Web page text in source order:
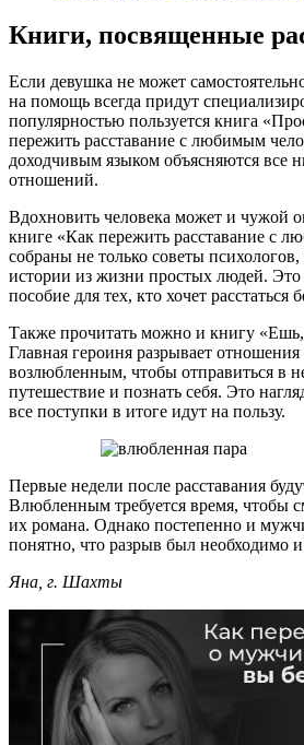
Книги, посвященные
Если девушка не может
на помощь всегда придут
популярностью пользуется книга
пережить расставание с любимым
доходчивым языком объясняются все
отношений.
Вдохновить человека может и чужой
книге «Как пережить расставание с
собраны не только советы
истории из жизни простых людей. Это
пособие для тех, кто хочет расстаться
Также прочитать можно и книгу
Главная героиня разрывает
возлюбленным, чтобы отправиться в
путешествие и познать себя. Это
все поступки в итоге идут на пользу.
Первые недели после расставания
Влюбленным требуется время, чтобы
их романа. Однако постепенно и
понятно, что разрыв был необходимо
Яна, г. Шахты